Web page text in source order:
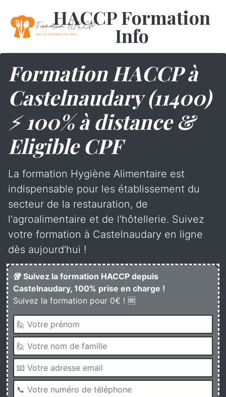
HACCP Formation
Info
Formation HACCP à
Castelnaudary (11400)
⚡ 100% à distance &
Eligible CPF
La formation Hygiène Alimentaire est
indispensable pour les établissement du
secteur de la restauration, de
l'agroalimentaire et de l'hôtellerie. Suivez
votre formation à Castelnaudary en ligne
dès aujourd'hui !
🥡 Suivez la formation HACCP depuis
Castelnaudary, 100% prise en charge !
Suivez la formation pour 0€ ! 🆓